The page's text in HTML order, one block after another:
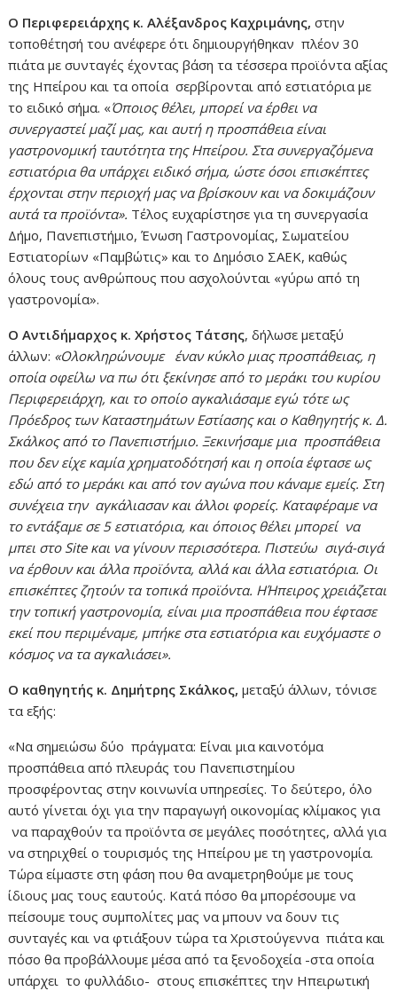
Ο Περιφερειάρχης κ. Αλέξανδρος Καχριμάνης,στην
τοποθέτησή του ανέφερε ότι δημιουργήθηκαν πλέον 30
πιάτα με συνταγές έχοντας βάση τα τέσσερα προϊόντα αξίας
της Ηπείρου και τα οποία σερβίρονται από εστιατόρια με
το ειδικό σήμα. «Όποιος θέλει, μπορεί να έρθει να
συνεργαστεί μαζί μας, και αυτή η προσπάθεια είναι
γαστρονομική ταυτότητα της Ηπείρου. Στα συνεργαζόμενα
εστιατόρια θα υπάρχει ειδικό σήμα, ώστε όσοι επισκέπτες
έρχονται στην περιοχή μας να βρίσκουν και να δοκιμάζουν
αυτά τα προϊόντα». Τέλος ευχαρίστησε για τη συνεργασία
Δήμο, Πανεπιστήμιο, Ένωση Γαστρονομίας, Σωματείου
Εστιατορίων «Παμβώτις» και το Δημόσιο ΣΑΕΚ, καθώς
όλους τους ανθρώπους που ασχολούνται «γύρω από τη
γαστρονομία».
Ο Αντιδήμαρχος κ. Χρήστος Τάτσης, δήλωσε μεταξύ
άλλων: «Ολοκληρώνουμε έναν κύκλο μιας προσπάθειας, η
οποία οφείλω να πω ότι ξεκίνησε από το μεράκι του κυρίου
Περιφερειάρχη, και το οποίο αγκαλιάσαμε εγώ τότε ως
Πρόεδρος των Καταστημάτων Εστίασης και ο Καθηγητής κ. Δ.
Σκάλκος από το Πανεπιστήμιο. Ξεκινήσαμε μια προσπάθεια
που δεν είχε καμία χρηματοδότησή και η οποία έφτασε ως
εδώ από το μεράκι και από τον αγώνα που κάναμε εμείς. Στη
συνέχεια την αγκάλιασαν και άλλοι φορείς. Καταφέραμε να
το εντάξαμε σε 5 εστιατόρια, και όποιος θέλει μπορεί να
μπει στο Siteκαι να γίνουν περισσότερα. Πιστεύω σιγά-σιγά
να έρθουν και άλλα προϊόντα, αλλά και άλλα εστιατόρια. Οι
επισκέπτες ζητούν τα τοπικά προϊόντα. ΗΉπειρος χρειάζεται
την τοπική γαστρονομία, είναι μια προσπάθεια που έφτασε
εκεί που περιμέναμε, μπήκε στα εστιατόρια και ευχόμαστε ο
κόσμος να τα αγκαλιάσει».
Ο καθηγητής κ. Δημήτρης Σκάλκος, μεταξύ άλλων, τόνισε
τα εξής:
«Να σημειώσω δύο πράγματα: Είναι μια καινοτόμα
προσπάθεια από πλευράς του Πανεπιστημίου
προσφέροντας στην κοινωνία υπηρεσίες. Το δεύτερο, όλο
αυτό γίνεται όχι για την παραγωγή οικονομίας κλίμακος για
να παραχθούν τα προϊόντα σε μεγάλες ποσότητες, αλλά για
να στηριχθεί ο τουρισμός της Ηπείρου με τη γαστρονομία.
Τώρα είμαστε στη φάση που θα αναμετρηθούμε με τους
ίδιους μας τους εαυτούς. Κατά πόσο θα μπορέσουμε να
πείσουμε τους συμπολίτες μας να μπουν να δουν τις
συνταγές και να φτιάξουν τώρα τα Χριστούγεννα πιάτα και
πόσο θα προβάλλουμε μέσα από τα ξενοδοχεία -στα οποία
υπάρχει το φυλλάδιο- στους επισκέπτες την Ηπειρωτική